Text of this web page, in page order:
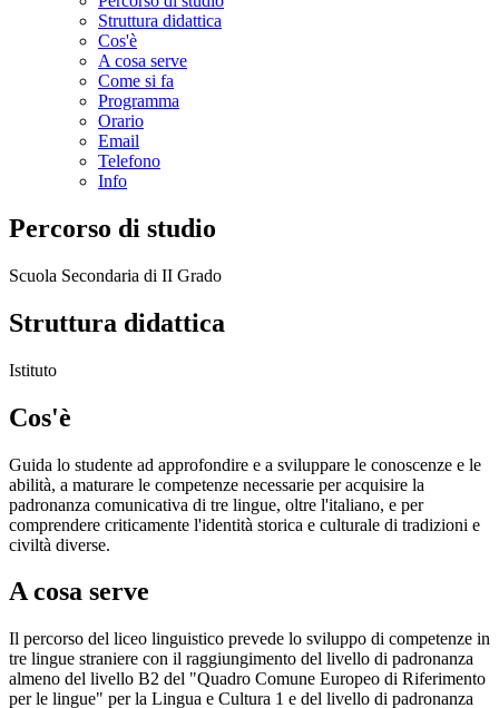
Struttura didattica
Cos'è
A cosa serve
Come si fa
Programma
Orario
Email
Telefono
Info
Percorso di studio
Scuola Secondaria di II Grado
Struttura didattica
Istituto
Cos'è
Guida lo studente ad approfondire e a sviluppare le conoscenze e le
abilità, a maturare le competenze necessarie per acquisire la
padronanza comunicativa di tre lingue, oltre l'italiano, e per
comprendere criticamente l'identità storica e culturale di tradizioni e
civiltà diverse.
A cosa serve
Il percorso del liceo linguistico prevede lo sviluppo di competenze in
tre lingue straniere con il raggiungimento del livello di padronanza
almeno del livello B2 del "Quadro Comune Europeo di Riferimento
per le lingue" per la Lingua e Cultura 1 e del livello di padronanza